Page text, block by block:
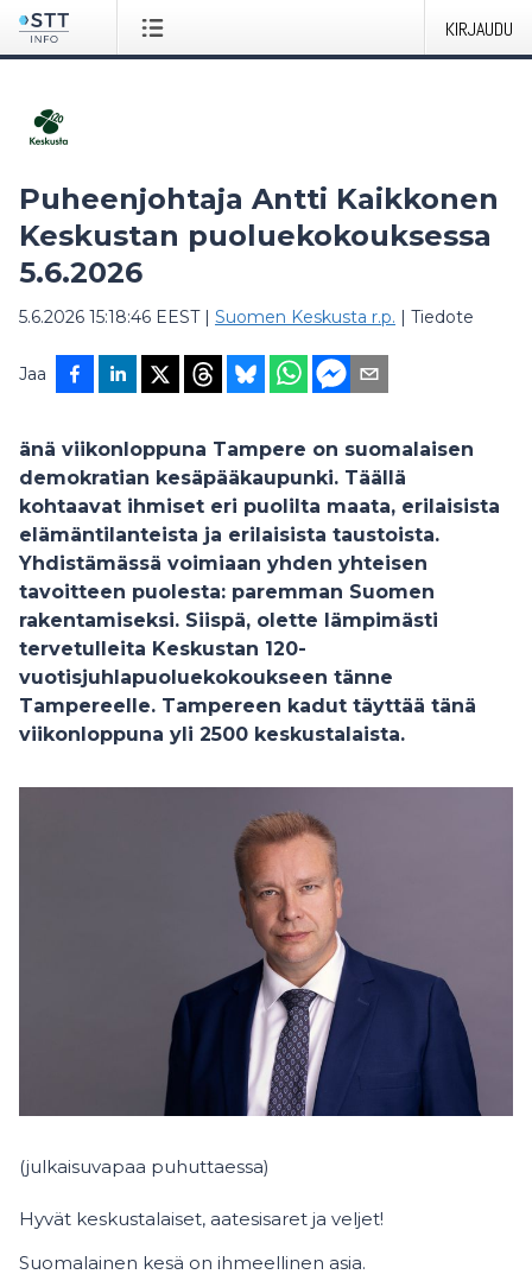
KIRJAUDU
Puheenjohtaja Antti Kaikkonen
Keskustan puoluekokouksessa
5.6.2026
5.6.2026 15:18:46 EEST| Suomen Keskusta r.p. | Tiedote
Jaa
änä viikonloppuna Tampere on suomalaisen
demokratian kesäpääkaupunki. Täällä
kohtaavat ihmiset eri puolilta maata, erilaisista
elämäntilanteista ja erilaisista taustoista.
Yhdistämässä voimiaan yhden yhteisen
tavoitteen puolesta: paremman Suomen
rakentamiseksi. Siispä, olette lämpimästi
tervetulleita Keskustan 120-
vuotisjuhlapuoluekokoukseen tänne
Tampereelle. Tampereen kadut täyttää tänä
viikonloppuna yli 2500 keskustalaista.
(julkaisuvapaa puhuttaessa)
Hyvät keskustalaiset, aatesisaret ja veljet!
Suomalainen kesä on ihmeellinen asia.